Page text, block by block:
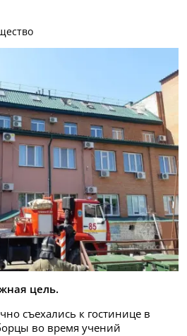
цель.
съехались к гостинице в
во время учений